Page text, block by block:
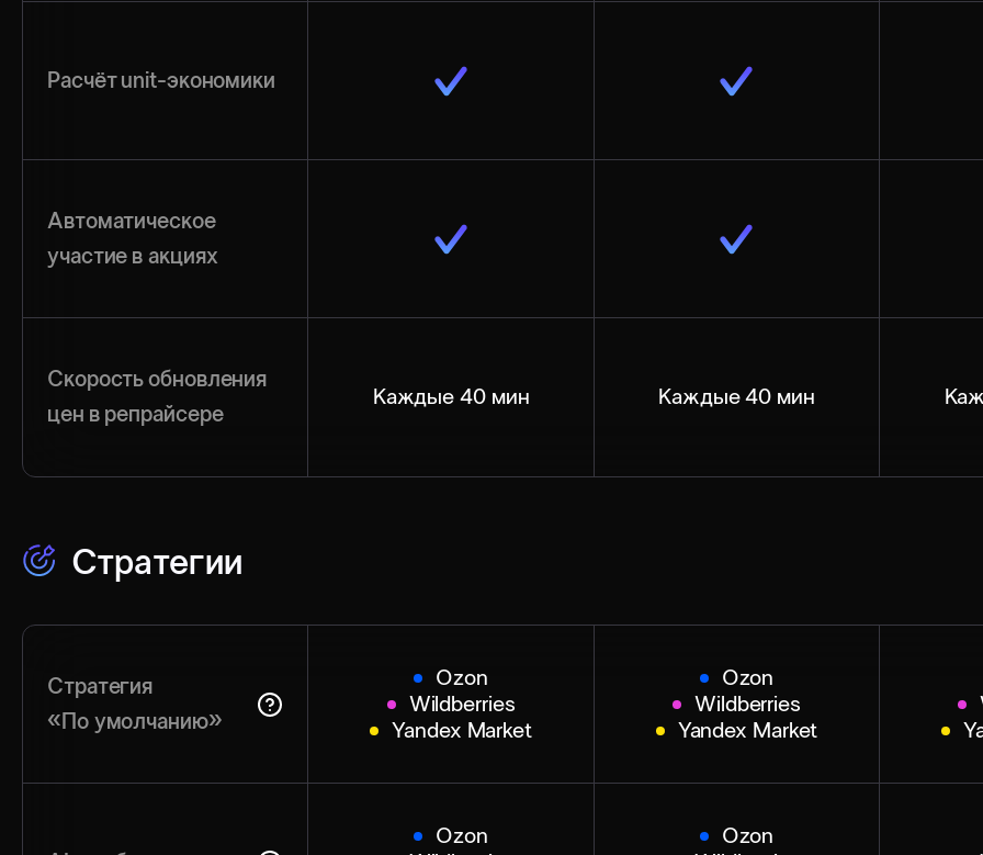
Расчёт unit-экономики
Автоматическое
участие в акциях
Скорость обновления
цен в репрайсере
Каждые 40 мин Каждые 40 мин
Стратегии
Стратегия
«По умолчанию»
Ozon
Wildberries
Yandex Market
Ozon
Wildberries
Yandex Market
Ozon
Ozon